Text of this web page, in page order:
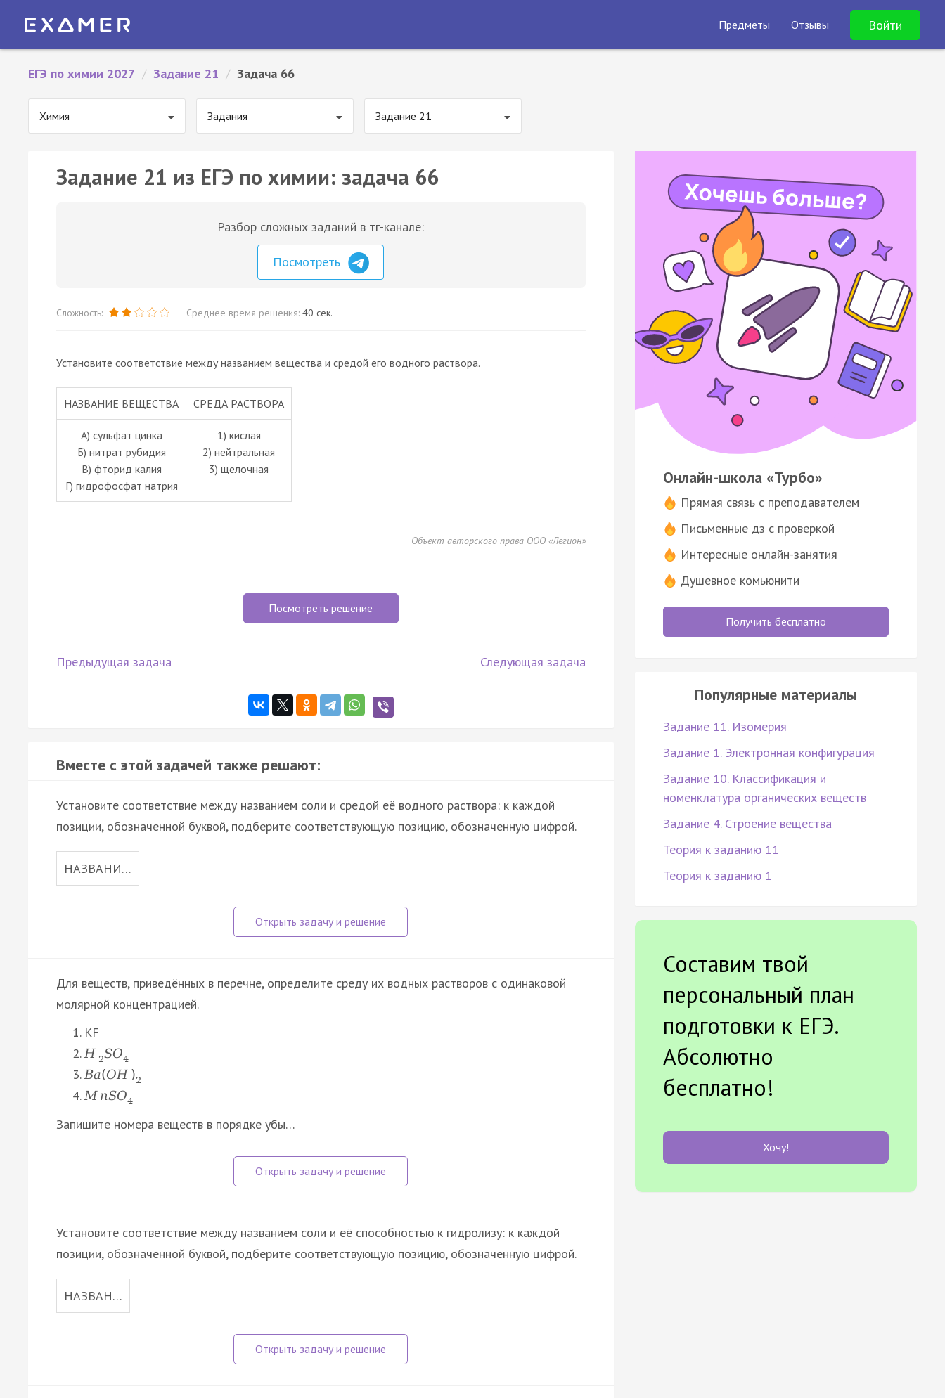
Предметы Отзывы Войти
ЕГЭ по химии 2027 / Задание 21 / Задача 66
Химия Задания Задание 21
Задание 21 из ЕГЭ по химии: задача 66
Разбор сложных заданий в тг-канале:
Посмотреть
Сложность: Среднее время решения: 40 сек.
Установите соответствие между названием вещества и средой его водного раствора.
НАЗВАНИЕ ВЕЩЕСТВА СРЕДА РАСТВОРА
А) сульфат цинка
Б) нитрат рубидия
В) фторид калия
Г) гидрофосфат натрия
1) кислая
2) нейтральная
3) щелочная
Объект авторского права ООО «Легион»
Посмотреть решение
Предыдущая задача Следующая задача
Вместе с этой задачей также решают:
Установите соответствие между названием соли и средой её водного раствора: к каждой
позиции, обозначенной буквой, подберите соответствующую позицию, обозначенную цифрой.
НАЗВАНИ…
Для веществ, приведённых в перечне, определите среду их водных растворов с одинаковой
молярной концентрацией.
KF
H 2SO4
Ba(OH )2
M nSO4
Запишите номера веществ в порядке убы…
Установите соответствие между названием соли и её способностью к гидролизу: к каждой
позиции, обозначенной буквой, подберите соответствующую позицию, обозначенную цифрой.
НАЗВАН…
Онлайн-школа «Турбо»
Прямая связь с преподавателем
Письменные дз с проверкой
Интересные онлайн-занятия
Душевное комьюнити
Получить бесплатно
Популярные материалы
Задание 11. Изомерия
Задание 1. Электронная конфигурация
Задание 10. Классификация и
номенклатура органических веществ
Задание 4. Строение вещества
Теория к заданию 11
Теория к заданию 1
Составим твой
персональный план
подготовки к ЕГЭ.
Абсолютно
бесплатно!
Хочу!